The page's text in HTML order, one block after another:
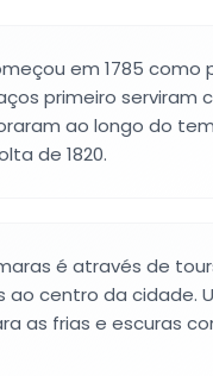
em 1785
primeiro serviram
ao longo do
de 1820.
é através de
ao centro da cidade.
as frias e escuras